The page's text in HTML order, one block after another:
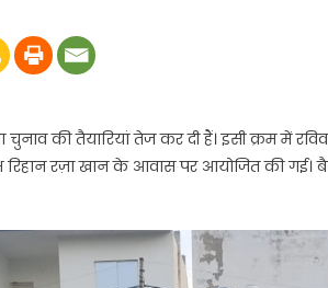
चुनाव की तैयारियां तेज कर दी हैं। इसी क्रम में
रज़ा खान के आवास पर आयोजित की गई।